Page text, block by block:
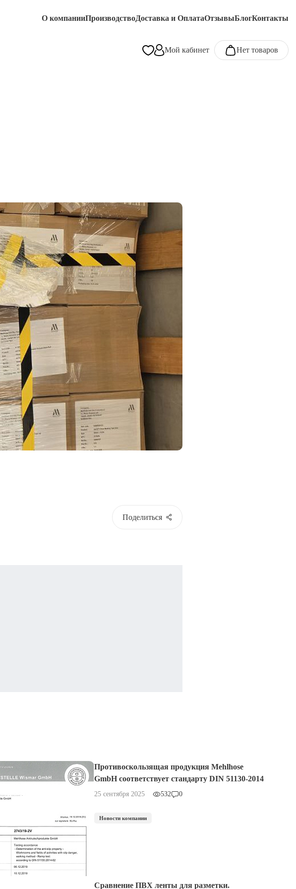
О компанииПроизводствоДоставка и ОплатаОтзывыБлогКонтакты
Мой кабинет Нет товаров
Поделиться
Противоскользящая продукция Mehlhose
GmbH соответствует стандарту DIN 51130-2014
25 сентября 2025 532 0
Новости компании
Сравнение ПВХ ленты для разметки.